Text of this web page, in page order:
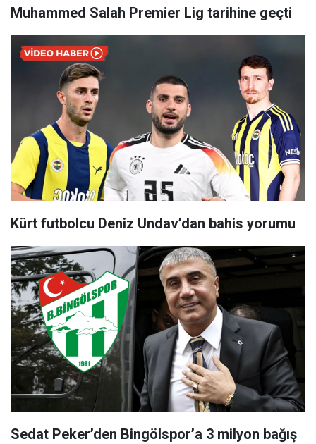
Muhammed Salah Premier Lig tarihine geçti
Kürt futbolcu Deniz Undav’dan bahis yorumu
Sedat Peker’den Bingölspor’a 3 milyon bağış